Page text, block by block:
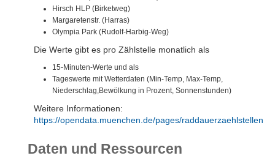
Hirsch HLP (Birketweg)
Margaretenstr. (Harras)
Olympia Park (Rudolf-Harbig-Weg)
Die Werte gibt es pro Zählstelle monatlich als
15-Minuten-Werte und als
Tageswerte mit Wetterdaten (Min-Temp, Max-Temp,
Niederschlag,Bewölkung in Prozent, Sonnenstunden)
Weitere Informationen:
https://opendata.muenchen.de/pages/raddauerzaehlstellen
Daten und Ressourcen